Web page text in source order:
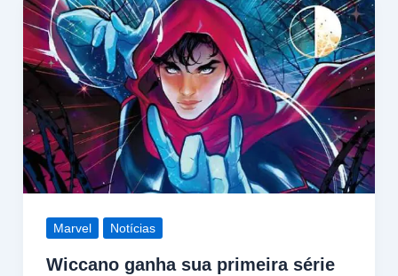
Marvel Notícias
Wiccano ganha sua primeira série